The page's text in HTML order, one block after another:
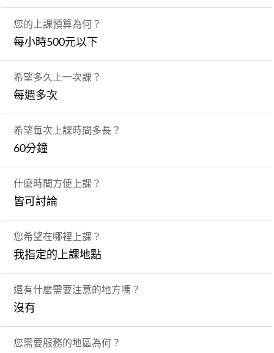
您的上課預算為何？
每小時500元以下
希望多久上一次課？
每週多次
希望每次上課時間多長？
60分鐘
什麼時間方便上課？
皆可討論
您希望在哪裡上課？
我指定的上課地點
還有什麼需要注意的地方嗎？
沒有
您需要服務的地區為何？